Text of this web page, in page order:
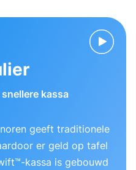
kassa
geeft traditionele
er geld op tafel
kassa is gebouwd